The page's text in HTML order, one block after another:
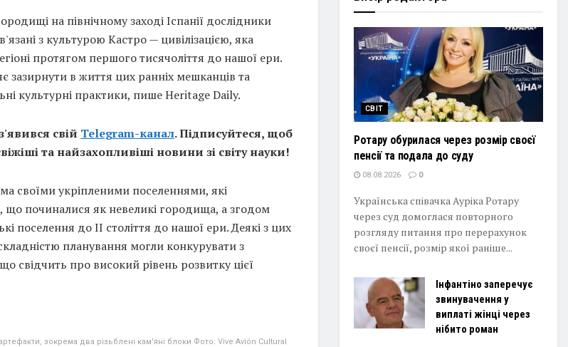
на північному заході Іспанії дослідники
з культурою Кастро — цивілізацією, яка
протягом першого тисячоліття до нашої ери.
зазирнути в життя цих ранніх мешканців та
культурні практики, пише Heritage Daily.
свій Telegram-канал. Підписуйтеся, щоб
та найзахопливіші новини зі світу науки!
своїми укріпленими поселеннями, які
що починалися як невеликі городища, а згодом
поселення до II століття до нашої ери. Деякі з цих
планування могли конкурувати з
свідчить про високий рівень розвитку цієї
зокрема два різьблені кам'яні блоки Фото: Vive Avión Cultural
СВІТ
Ротару обурилася через розмір своєї
пенсії та подала до суду
08.08.2026 0
Українська співачка Ауріка Ротару
через суд домоглася повторного
розгляду питання про перерахунок
своєї пенсії, розмір якої раніше...
Інфантіно заперечує
звинувачення у
виплаті жінці через
нібито роман